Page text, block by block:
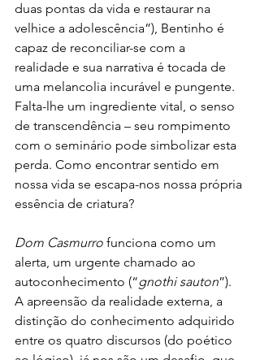
duas pontas da vida e restaurar na
velhice a adolescência”), Bentinho é
capaz de reconciliar-se com a
realidade e sua narrativa é tocada de
uma melancolia incurável e pungente.
Falta-lhe um ingrediente vital, o senso
de transcendência – seu rompimento
com o seminário pode simbolizar esta
perda. Como encontrar sentido em
nossa vida se escapa-nos nossa própria
essência de criatura?
Dom Casmurro funciona como um
alerta, um urgente chamado ao
autoconhecimento (“gnothi sauton”).
A apreensão da realidade externa, a
distinção do conhecimento adquirido
entre os quatro discursos (do poético